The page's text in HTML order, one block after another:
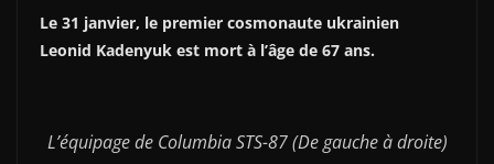
Le 31 janvier, le premier cosmonaute ukrainien
Leonid Kadenyuk est mort à l’âge de 67 ans.
L’équipage de Columbia STS-87 (De gauche à droite)